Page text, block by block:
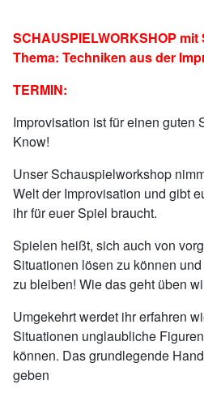
SCHAUSPIELWORKSHOP
Thema: Techniken aus der
TERMIN:
Improvisation ist für einen guten
Know!
Unser Schauspielworkshop
Welt der Improvisation und gibt
ihr für euer Spiel braucht.
Spielen heißt, sich auch von
Situationen lösen zu können
zu bleiben! Wie das geht üben
Umgekehrt werdet ihr erfahren
Situationen unglaubliche
können. Das grundlegende
geben